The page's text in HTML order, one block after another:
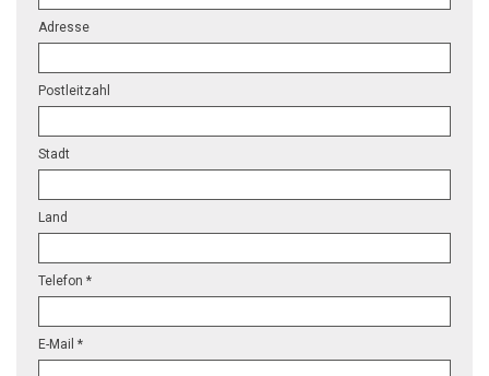
Adresse
Postleitzahl
Stadt
Land
Telefon *
E-Mail *